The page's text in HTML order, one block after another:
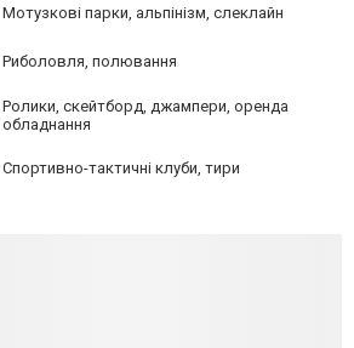
Мотузкові парки, альпінізм, слеклайн
Риболовля, полювання
Ролики, скейтборд, джампери, оренда
обладнання
Спортивно-тактичні клуби, тири